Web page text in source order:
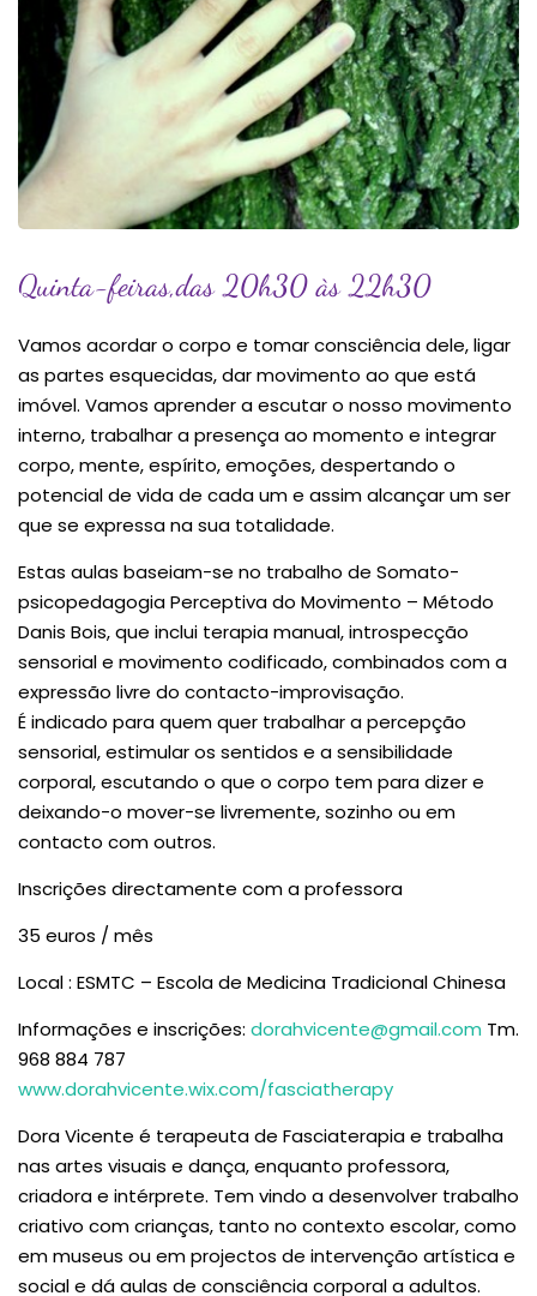
Quinta-feiras,das 20h30 às 22h30
Vamos acordar o corpo e tomar consciência dele, ligar
as partes esquecidas, dar movimento ao que está
imóvel. Vamos aprender a escutar o nosso movimento
interno, trabalhar a presença ao momento e integrar
corpo, mente, espírito, emoções, despertando o
potencial de vida de cada um e assim alcançar um ser
que se expressa na sua totalidade.
Estas aulas baseiam-se no trabalho de Somato-
psicopedagogia Perceptiva do Movimento – Método
Danis Bois, que inclui terapia manual, introspecção
sensorial e movimento codificado, combinados com a
expressão livre do contacto-improvisação.
É indicado para quem quer trabalhar a percepção
sensorial, estimular os sentidos e a sensibilidade
corporal, escutando o que o corpo tem para dizer e
deixando-o mover-se livremente, sozinho ou em
contacto com outros.
Inscrições directamente com a professora
35 euros / mês
Local : ESMTC – Escola de Medicina Tradicional Chinesa
Informações e inscrições: dorahvicente@gmail.com Tm.
968 884 787
www.dorahvicente.wix.com/fasciatherapy
Dora Vicente é terapeuta de Fasciaterapia e trabalha
nas artes visuais e dança, enquanto professora,
criadora e intérprete. Tem vindo a desenvolver trabalho
criativo com crianças, tanto no contexto escolar, como
em museus ou em projectos de intervenção artística e
social e dá aulas de consciência corporal a adultos.